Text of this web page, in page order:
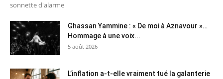
sonnette d'alarme
Ghassan Yammine : « De moi à Aznavour »…
Hommage à une voix...
5 août 2026
L’inflation a-t-elle vraiment tué la galanterie